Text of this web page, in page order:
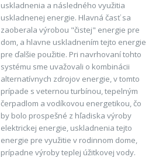
uskladnenia a následného využitia
uskladnenej energie. Hlavná časť sa
zaoberala výrobou "čistej" energie pre
dom, a hlavne uskladnením tejto energie
pre ďalšie použitie. Pri navrhovaní tohto
systému sme uvažovali o kombinácii
alternatívnych zdrojov energie, v tomto
prípade s veternou turbínou, tepelným
čerpadlom a vodíkovou energetikou, čo
by bolo prospešné z hľadiska výroby
elektrickej energie, uskladnenia tejto
energie pre využitie v rodinnom dome,
prípadne výroby teplej úžitkovej vody.